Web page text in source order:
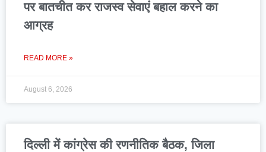
पर बातचीत कर राजस्व सेवाएं बहाल करने का
आग्रह
READ MORE »
August 6, 2026
दिल्ली में कांग्रेस की रणनीतिक बैठक, जिला